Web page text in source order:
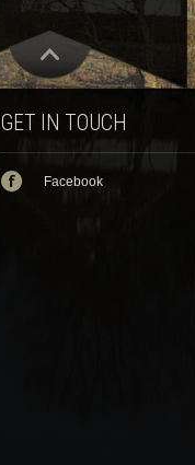
GET IN TOUCH
Facebook